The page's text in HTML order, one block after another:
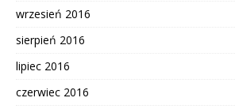
wrzesień 2016
sierpień 2016
lipiec 2016
czerwiec 2016